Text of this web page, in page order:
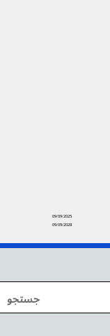
09/09/2025
09/09/2028